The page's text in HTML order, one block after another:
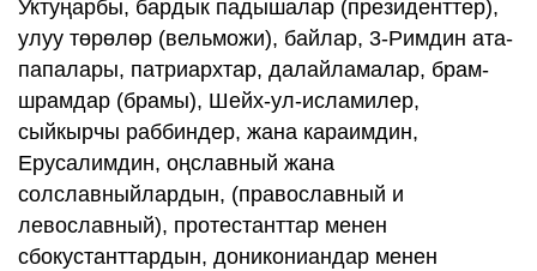
Уктуңарбы, бардык падышалар (президенттер),
улуу төрөлөр (вельможи), байлар, 3-Римдин ата-
папалары, патриархтар, далайламалар, брам-
шрамдар (брамы), Шейх-ул-исламилер,
сыйкырчы раббиндер, жана караимдин,
Ерусалимдин, оңславный жана
солславныйлардын, (православный и
левославный), протестанттар менен
сбокустанттардын, доникониандар менен